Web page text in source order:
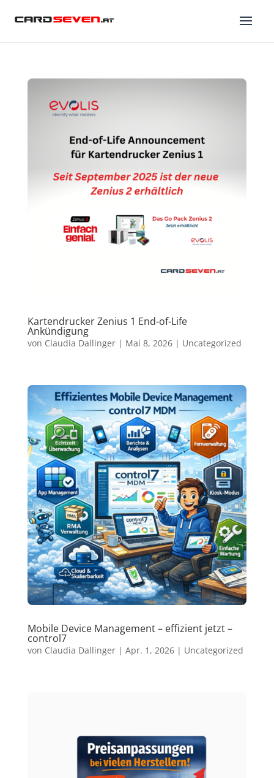
Kartendrucker Zenius 1 End-of-Life
Ankündigung
von Claudia Dallinger| Mai 8, 2026| Uncategorized
Mobile Device Management – effizient jetzt –
control7
von Claudia Dallinger| Apr. 1, 2026| Uncategorized